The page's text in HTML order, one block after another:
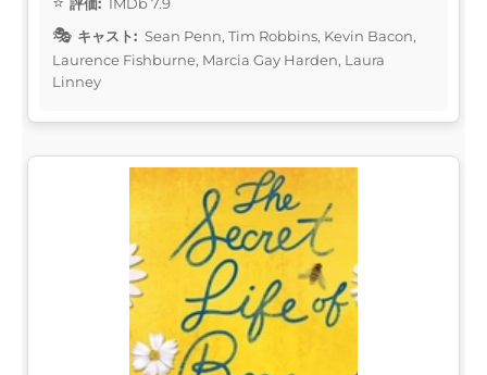
キャスト: Sean Penn, Tim Robbins, Kevin Bacon,
Laurence Fishburne, Marcia Gay Harden, Laura
Linney